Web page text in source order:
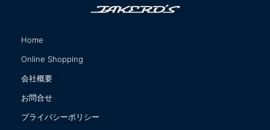
Home
Online Shopping
会社概要
お問合せ
プライバシーポリシー